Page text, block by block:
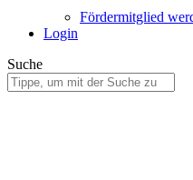
Fördermitglied
Login
Suche